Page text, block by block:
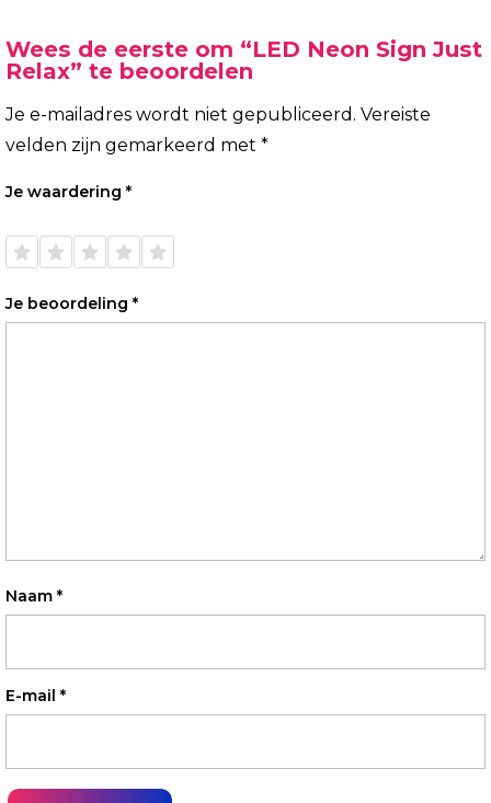
Wees de eerste om “LED Neon Sign Just
Relax” te beoordelen
Je e-mailadres wordt niet gepubliceerd. Vereiste
velden zijn gemarkeerd met *
Je waardering *
de 5
de 5
de 5
de 5
de 5
Je beoordeling *
Naam *
E-mail *